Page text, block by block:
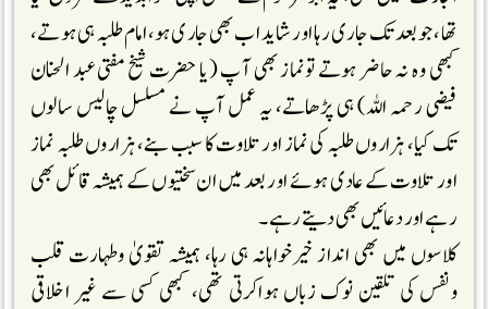
تھا، جو بعد تک جاری رہا اور شاید اب بھی جاری ہو، امام طلبہ ہی ہوتے،
کبھی وہ نہ حاضر ہوتے تونماز بھی آپ (یا حضرت شیخ مفتی عبد الحنان
فیضی رحمہ اللہ) ہی پڑھاتے، یہ عمل آپ نے مسلسل چالیس سالوں
تک کیا، ہزاروں طلبہ کی نماز اور تلاوت کا سبب بنے، ہزاروں طلبہ نماز
اور تلاوت کے عادی ہوئے اور بعد میں ان سختیوں کے ہمیشہ قائل بھی
رہے اور دعائیں بھی دیتے رہے۔
کلاسوں میں بھی انداز خیرخواہانہ ہی رہا، ہمیشہ تقویٰ وطہارت قلب
ونفس کی تلقین نوک زباں ہواکرتی تھی، کبھی کسی سے غیر اخلاقی